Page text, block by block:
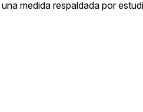
medida respaldada por